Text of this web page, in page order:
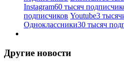
Instagram60 тысяч
подписчиков Youtube3
Одноклассники30 тысяч
Другие новости